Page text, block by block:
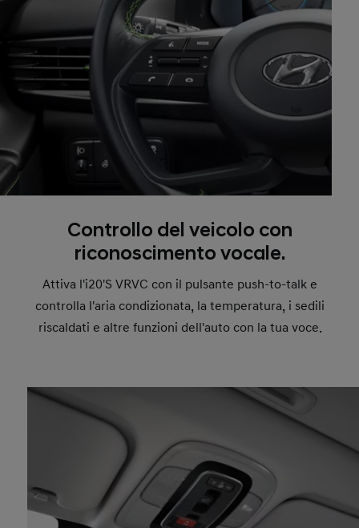
Controllo del veicolo con
riconoscimento vocale.
Attiva l'i20'S VRVC con il pulsante push-to-talk e
controlla l'aria condizionata, la temperatura, i sedili
riscaldati e altre funzioni dell'auto con la tua voce.